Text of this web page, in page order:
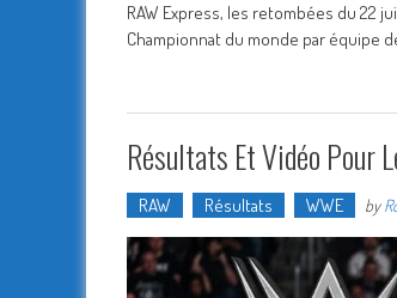
RAW Express, les retombées du 22
Championnat du monde par équipe
Résultats Et Vidéo Pour
RAW Résultats WWE by